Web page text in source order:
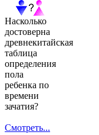
Насколько
достоверна
древнекитайская
таблица
определения
пола
ребенка по
времени
зачатия?
Смотреть...